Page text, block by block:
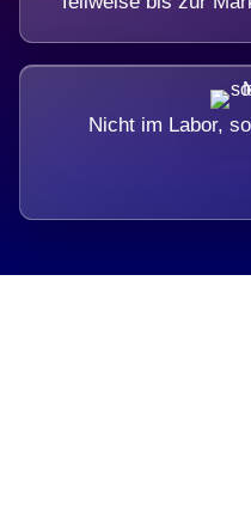
Nicht im Labor,